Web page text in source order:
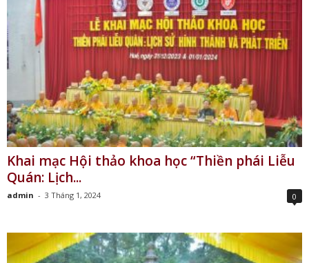
Khai mạc Hội thảo khoa học “Thiền phái Liễu
Quán: Lịch...
admin - 3 Tháng 1, 2024 0